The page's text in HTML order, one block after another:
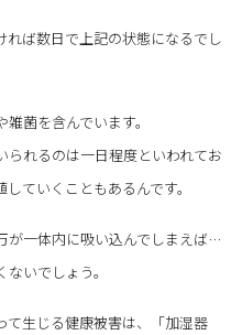
ば数日で上記の状態になるでし
菌を含んでいます。
れるのは一日程度といわれてお
ていくこともあるんです。
が一体内に吸い込んでしまえば…
いでしょう。
て生じる健康被害は、「加湿器